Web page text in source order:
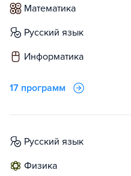
математика
русский язык
информатика
17 программ
русский язык
физика